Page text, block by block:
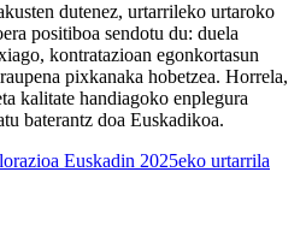
dutenez, urtarrileko urtaroko
positiboa sendotu du: duela
kontratazioan egonkortasun
pixkanaka hobetzea. Horrela,
kalitate handiagoko enplegura
baterantz doa Euskadikoa.
Euskadin 2025eko urtarrila